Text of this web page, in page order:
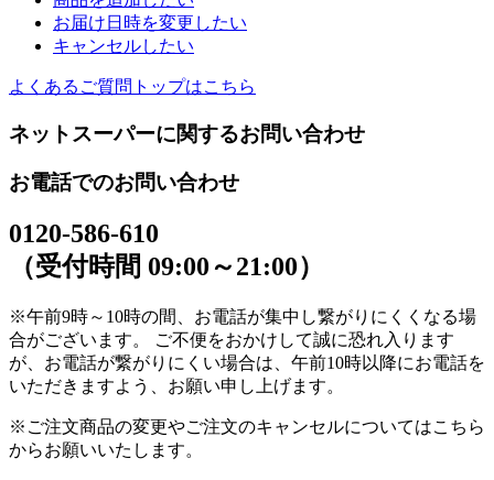
お届け日時を変更したい
キャンセルしたい
よくあるご質問トップはこちら
ネットスーパーに関するお問い合わせ
お電話でのお問い合わせ
0120-586-610
（受付時間 09:00～21:00）
※午前9時～10時の間、お電話が集中し繋がりにくくなる場
合がございます。 ご不便をおかけして誠に恐れ入ります
が、お電話が繋がりにくい場合は、午前10時以降にお電話を
いただきますよう、お願い申し上げます。
※ご注文商品の変更やご注文のキャンセルについてはこちら
からお願いいたします。